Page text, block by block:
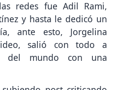
redes fue Adil Rami,
y hasta le dedicó un
ante esto, Jorgelina
salió con todo a
del mundo con una